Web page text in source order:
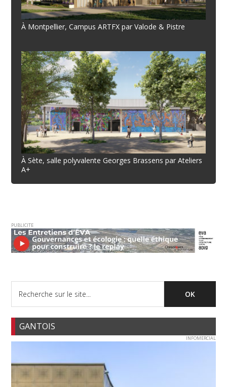
À Montpellier, Campus ARTFX par Valode & Pistre
À Sète, salle polyvalente Georges Brassens par Ateliers
A+
PUBLICITE
GANTOIS
INFOMERCIAL